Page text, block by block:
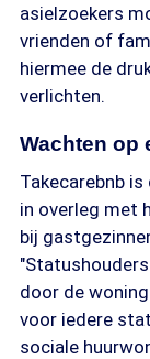
asielzoekers
vrienden of
hiermee de
verlichten.
Wachten op
Takecarebnb
in overleg met
bij
door de
voor iedere
sociale